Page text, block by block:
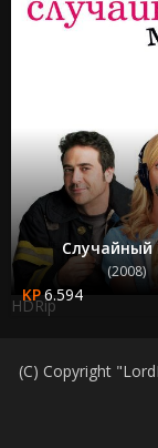
(2008)
6.594
HDRip
(C) Copyright